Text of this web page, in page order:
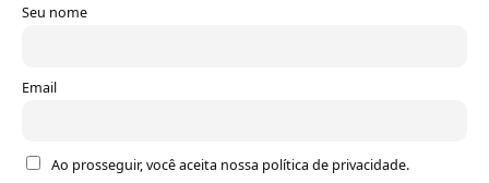
Seu nome
Email
Ao prosseguir, você aceita nossa política de privacidade.